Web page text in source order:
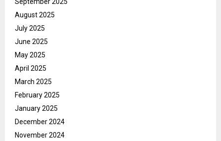
August 2025
July 2025
June 2025
May 2025
April 2025
March 2025
February 2025
January 2025
December 2024
November 2024